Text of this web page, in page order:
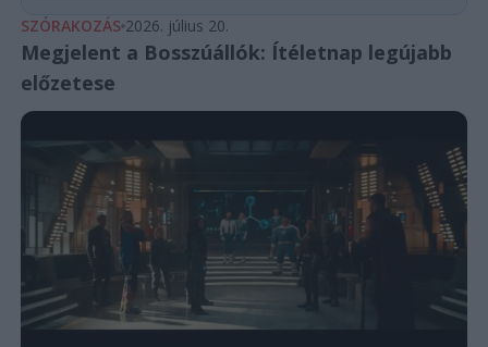
SZÓRAKOZÁS 2026. július 20.
Megjelent a Bosszúállók: Ítéletnap legújabb
előzetese